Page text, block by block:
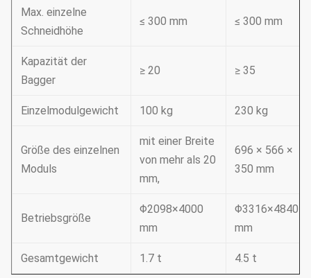
Max. einzelne
Schneidhöhe
≤ 300 mm ≤ 300 mm
Kapazität der
Bagger
≥ 20 ≥ 35
Einzelmodulgewicht 100 kg 230 kg
Größe des einzelnen
Moduls
mit einer Breite
von mehr als 20
mm,
696 × 566 ×
350 mm
Betriebsgröße
Φ2098×4000
mm
Φ3316×4840
mm
Gesamtgewicht 1.7 t 4.5 t